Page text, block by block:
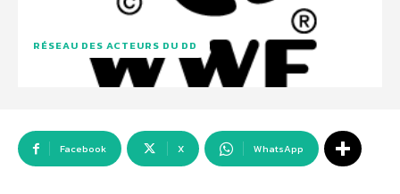
RÉSEAU DES ACTEURS DU DD
Facebook X WhatsApp